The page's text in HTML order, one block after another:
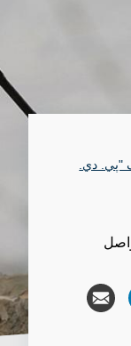
"پي. دي.